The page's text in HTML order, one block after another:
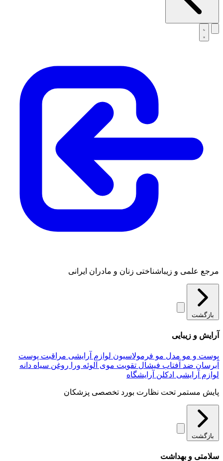
مرجع علمی و زیباشناختی زنان و مادران ایرانی
بازگشت
آرایش و زیبایی
پوست و مو مدل مو فرمولاسیون لوازم آرایشی مراقبت پوست
آبرسان ضد آفتاب فیشال تقویت موی آلوئه‌ ورا روغن سیاه دانه
لوازم آرایشی ادکلن آرایشگاه
پایش مستمر تحت نظارت بورد تخصصی پزشکان
بازگشت
سلامتی و بهداشت